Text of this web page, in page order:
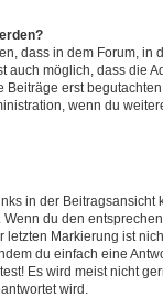
dass in dem Forum, in
auch möglich, dass die
erst
wenn du
in der
du den
Markierung ist
du einfach eine
Es wird meist nicht
wird.